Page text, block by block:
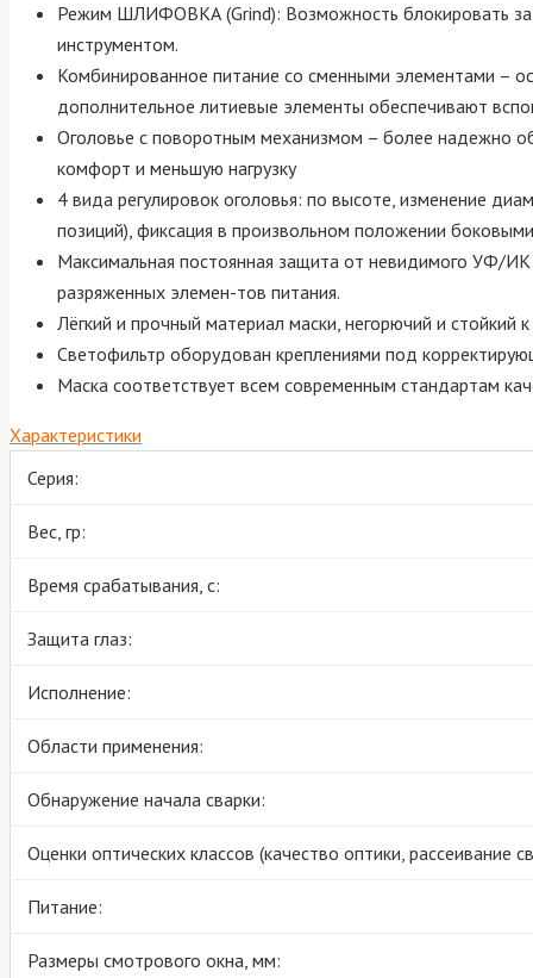
Режим ШЛИФОВКА (Grind): Возможность блокировать
инструментом.
Комбинированное питание со сменными элементами –
дополнительное литиевые элементы обеспечивают
Оголовье с поворотным механизмом – более надежно
комфорт и меньшую нагрузку
4 вида регулировок оголовья: по высоте, изменение
позиций), фиксация в произвольном положении
Максимальная постоянная защита от невидимого УФ/ИК
разряженных элемен-тов питания.
Лёгкий и прочный материал маски, негорючий и стойкий
Светофильтр оборудован креплениями под
Маска соответствует всем современным стандартам
Характеристики
Серия:
Вес, гр:
Время срабатывания, с:
Защита глаз:
Исполнение:
Области применения:
Обнаружение начала сварки:
Оценки оптических классов (качество оптики, рассеивание
Питание:
Размеры смотрового окна, мм: